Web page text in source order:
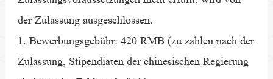
der Zulassung ausgeschlossen.
1. Bewerbungsgebühr: 420 RMB (zu zahlen nach der
Zulassung, Stipendiaten der chinesischen Regierung